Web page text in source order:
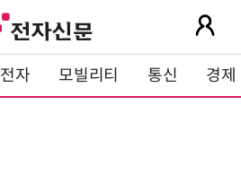
전자 모빌리티 통신 경제